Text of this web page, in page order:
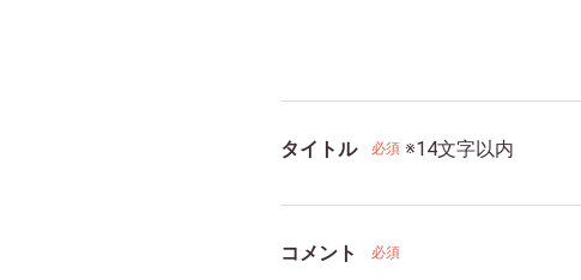
タイトル 必須 ※14文字以内
コメント 必須